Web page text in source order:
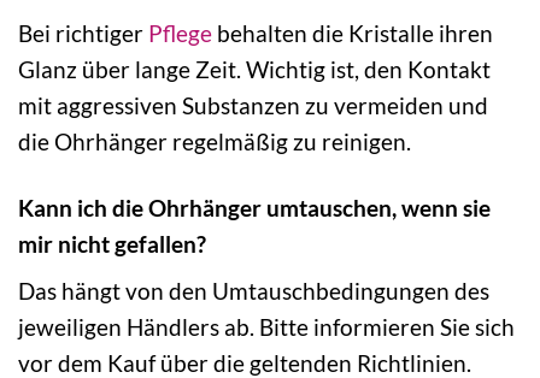
Bei richtiger Pflege behalten die Kristalle ihren
Glanz über lange Zeit. Wichtig ist, den Kontakt
mit aggressiven Substanzen zu vermeiden und
die Ohrhänger regelmäßig zu reinigen.
Kann ich die Ohrhänger umtauschen, wenn sie
mir nicht gefallen?
Das hängt von den Umtauschbedingungen des
jeweiligen Händlers ab. Bitte informieren Sie sich
vor dem Kauf über die geltenden Richtlinien.